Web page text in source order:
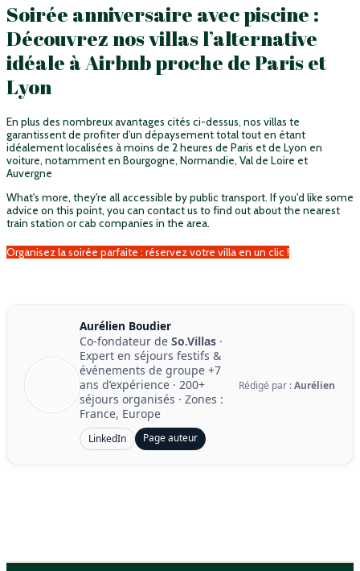
Soirée anniversaire avec piscine :
Découvrez nos villas l’alternative
idéale à Airbnb proche de Paris et
Lyon
En plus des nombreux avantages cités ci-dessus, nos villas te
garantissent de profiter d’un dépaysement total tout en étant
idéalement localisées à moins de 2 heures de Paris et de Lyon en
voiture, notamment en Bourgogne, Normandie, Val de Loire et
Auvergne
What's more, they're all accessible by public transport. If you'd like some
advice on this point, you can contact us to find out about the nearest
train station or cab companies in the area.
Organisez la soirée parfaite : réservez votre villa en un clic !
Aurélien Boudier
Co-fondateur de So.Villas ·
Expert en séjours festifs &
événements de groupe +7
ans d’expérience · 200+
séjours organisés · Zones :
France, Europe
LinkedIn Page auteur
Rédigé par :Aurélien